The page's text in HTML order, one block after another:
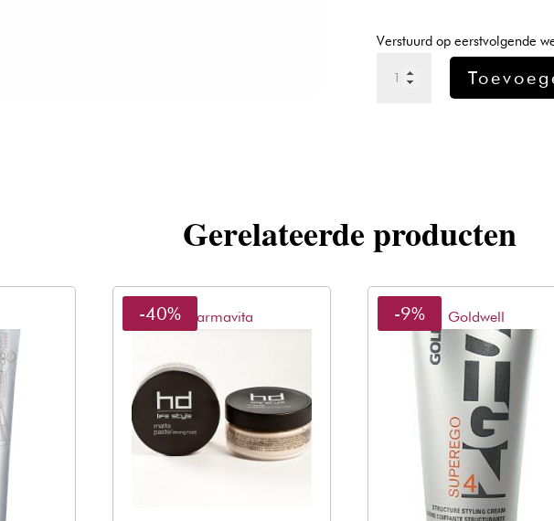
was:
€22,75.
Verstuurd op eerstvolgende
Homme
Gerelateerde producten
Farmavita
-40% Goldwell
-9%